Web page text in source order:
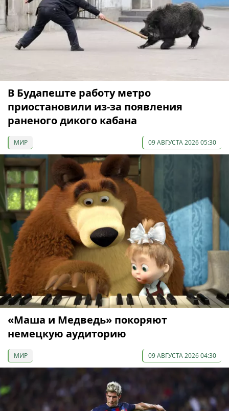
В Будапеште работу метро
приостановили из-за появления
раненого дикого кабана
МИР 09 АВГУСТА 2026 05:30
«Маша и Медведь» покоряют
немецкую аудиторию
МИР 09 АВГУСТА 2026 04:30